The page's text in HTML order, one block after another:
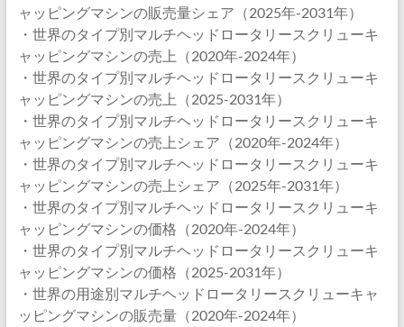
ャッピングマシンの販売量シェア（2025年-2031年）
・世界のタイプ別マルチヘッドロータリースクリューキ
ャッピングマシンの売上（2020年-2024年）
・世界のタイプ別マルチヘッドロータリースクリューキ
ャッピングマシンの売上（2025-2031年）
・世界のタイプ別マルチヘッドロータリースクリューキ
ャッピングマシンの売上シェア（2020年-2024年）
・世界のタイプ別マルチヘッドロータリースクリューキ
ャッピングマシンの売上シェア（2025年-2031年）
・世界のタイプ別マルチヘッドロータリースクリューキ
ャッピングマシンの価格（2020年-2024年）
・世界のタイプ別マルチヘッドロータリースクリューキ
ャッピングマシンの価格（2025-2031年）
・世界の用途別マルチヘッドロータリースクリューキャ
ッピングマシンの販売量（2020年-2024年）